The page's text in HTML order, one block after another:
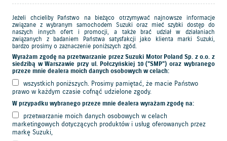
Jeżeli chcieliby Państwo na bieżąco otrzymywać najnowsze informacje
związane z wybranym samochodem Suzuki oraz mieć szybki dostęp do
naszych innych ofert i promocji, a także brać udział w działaniach
związanych z badaniem Państwa satysfakcji jako klienta marki Suzuki,
bardzo prosimy o zaznaczenie poniższych zgód.
Wyrażam zgodę na przetwarzanie przez Suzuki Motor Poland Sp. z o.o. z
siedzibą w Warszawie przy ul. Połczyńskiej 10 ("SMP") oraz wybranego
przeze mnie dealera moich danych osobowych w celach:
wszystkich poniższych. Prosimy pamiętać, że macie Państwo
prawo w każdym czasie cofnąć udzielone zgody.
W przypadku wybranego przeze mnie dealera wyrażam zgodę na:
przetwarzanie moich danych osobowych w celach
marketingowych dotyczących produktów i usług oferowanych przez
markę Suzuki,